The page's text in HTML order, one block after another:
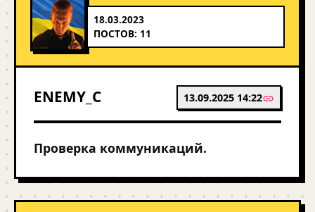
18.03.2023
ПОСТОВ: 11
ENEMY_C 13.09.2025 14:22
Проверка коммуникаций.